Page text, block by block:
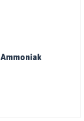
Ammoniak